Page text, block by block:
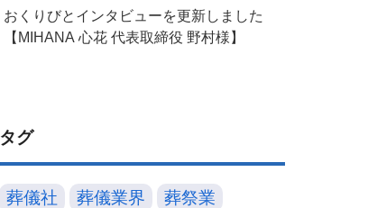
おくりびとインタビューを更新しました
【MIHANA 心花 代表取締役 野村様】
タグ
葬儀社 葬儀業界 葬祭業